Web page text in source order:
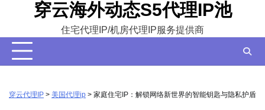
content
穿云海外动态S5代理IP池
住宅代理IP/机房代理IP服务提供商
穿云代理IP > 美国代理ip > 家庭住宅IP：解锁网络新世界的智能钥匙与隐私护盾